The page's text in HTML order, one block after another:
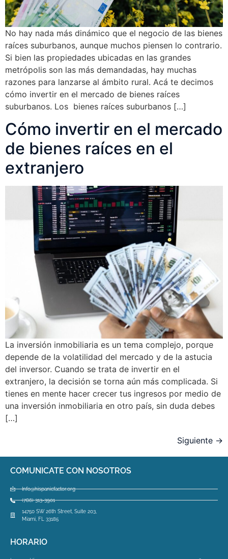
No hay nada más dinámico que el negocio de las bienes
raíces suburbanos, aunque muchos piensen lo contrario.
Si bien las propiedades ubicadas en las grandes
metrópolis son las más demandadas, hay muchas
razones para lanzarse al ámbito rural. Acá te decimos
cómo invertir en el mercado de bienes raíces
suburbanos. Los bienes raíces suburbanos […]
Cómo invertir en el mercado
de bienes raíces en el
extranjero
La inversión inmobiliaria es un tema complejo, porque
depende de la volatilidad del mercado y de la astucia
del inversor. Cuando se trata de invertir en el
extranjero, la decisión se torna aún más complicada. Si
tienes en mente hacer crecer tus ingresos por medio de
una inversión inmobiliaria en otro país, sin duda debes
[…]
Siguiente →
COMUNICATE CON NOSOTROS
Info@hispanicfactor.org
(786) 313-3901
14750 SW 26th Street, Suite 203,
Miami, FL 33185
HORARIO